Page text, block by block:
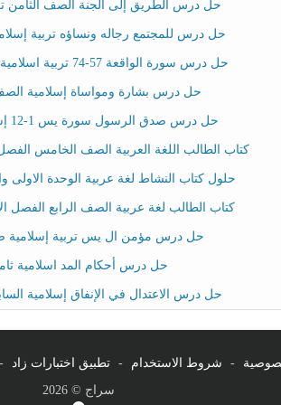
حل درس الطريق إلى الجنة الصف الثامن
حل درس للمجتمع رجاله ونساؤه تربية
حل درس سورة الواقعة 57-74 تربية اسلامية الصف التاسع
حل درس بشارة ومواساة إسلامية
حل درس صدق الرسول سورة يس 1-12 إسلامية ثامن
كتاب الطالب اللغة العربية الصف الخامس الفصل الأول
حلول كتاب النشاط لغة عربية الوحدة الاولى
كتاب الطالب لغة عربية الصف الرابع الفصل الأول
حل درس مؤمن ال يس تربية إسلامية
حل درس أحكام المد اسلامية
حل درس الاعتدال في الإنفاق إسلامية
- شروط الاستخدام - تطبيق اختبارات زاد -
سراج © 2026